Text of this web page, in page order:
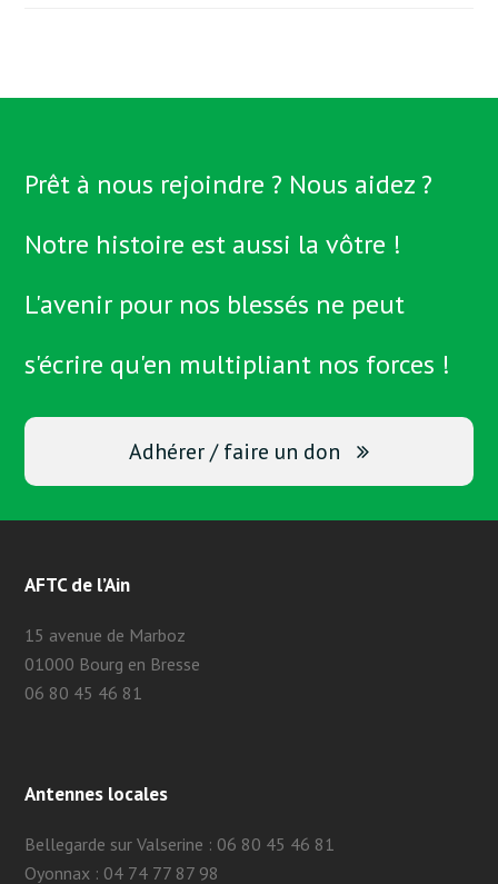
Prêt à nous rejoindre ? Nous aidez ?
Notre histoire est aussi la vôtre !
L'avenir pour nos blessés ne peut
s'écrire qu'en multipliant nos forces !
Adhérer / faire un don
AFTC de l’Ain
15 avenue de Marboz
01000 Bourg en Bresse
06 80 45 46 81
Antennes locales
Bellegarde sur Valserine : 06 80 45 46 81
Oyonnax : 04 74 77 87 98